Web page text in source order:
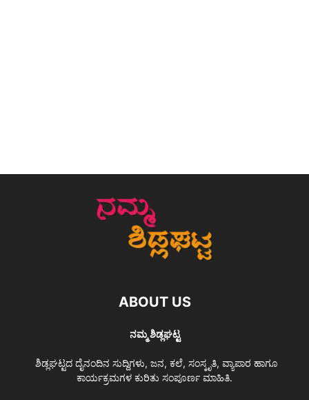
ABOUT US
ನಮ್ಮ ಶಿಡ್ಲಘಟ್ಟ
ಶಿಡ್ಲಘಟ್ಟದ ದೈನಂದಿನ ಸುದ್ದಿಗಳು, ಜನ, ಕಲೆ, ಸಂಸ್ಕೃತಿ, ವ್ಯಾಪಾರ ಹಾಗೂ
ಕಾರ್ಯಕ್ರಮಗಳ ಕುರಿತು ಸಂಪೂರ್ಣ ಮಾಹಿತಿ.